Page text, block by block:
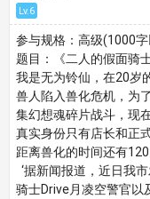
Lv.6
参与规格：高级(1000
题目：《二人的假面骑
我是无为铃仙，在20岁
兽人陷入兽化危机，为
集幻想魂碎片战斗，现
真实身份只有店长和正
距离兽化的时间还有120
‘据新闻报道，近日我
骑士Drive月凌空警官以